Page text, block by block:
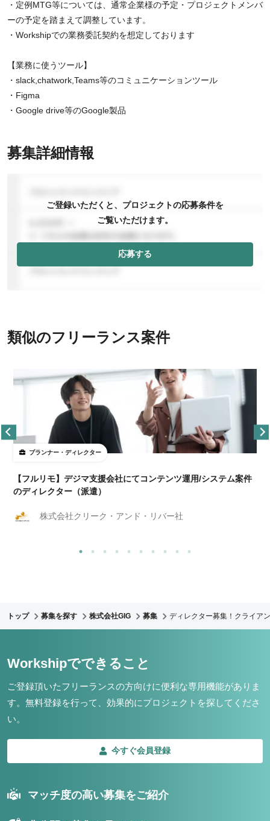
・定例MTG等については、通常企業様の予定・プロジェクトメンバ
ーの予定を踏まえて調整しています。
・Workshipでの業務委託契約を想定しております
【業務に使うツール】
・slack,chatwork,Teams等のコミュニケーションツール
・Figma
・Google drive等のGoogle製品
募集詳細情報
ご登録いただくと、プロジェクトの応募条件を
ご覧いただけます。
応募する
類似のフリーランス案件
プランナー・ディレクター
【フルリモ】デジマ支援会社にてコンテンツ運用/システム案件
のディレクター（派遣）
株式会社クリーク・アンド・リバー社
トップ 募集を探す 株式会社GIG 募集 ディレクター募集！クライア
Workshipでできること
ご登録頂いたフリーランスの方向けに便利な専用機能がありま
す。 無料登録を行って、効果的にプロジェクトを探してくださ
い。
今すぐ会員登録
マッチ度の高い募集をご紹介